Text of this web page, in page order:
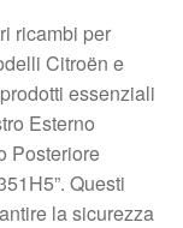
ricambi per
Citroën e
essenziali
Esterno
Posteriore
Questi
la sicurezza